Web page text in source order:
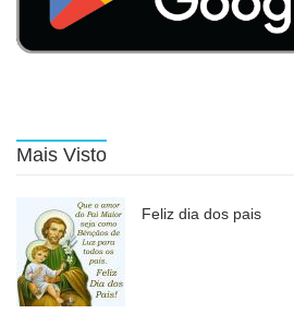
Mais Visto
Feliz dia dos pais